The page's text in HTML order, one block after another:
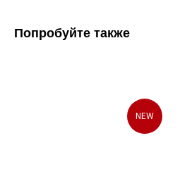
Попробуйте также
NEW